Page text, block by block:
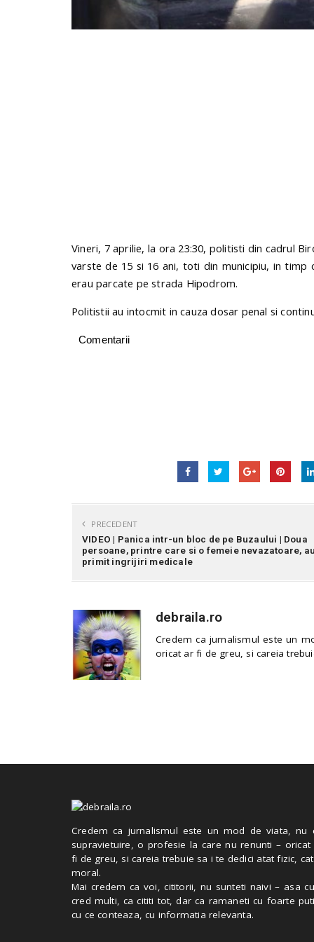
Vineri, 7 aprilie, la ora 23:30, politisti din cadrul
varste de 15 si 16 ani, toti din municipiu, in
erau parcate pe strada Hipodrom.
Politistii au intocmit in cauza dosar penal si
Comentarii
PRECEDENT
VIDEO | Panica intr-un bloc de pe Buzaului | Doua
persoane, printre care si o femeie nevazatoare, au
primit ingrijiri medicale
debraila.ro
Credem ca jurnalismul este un
oricat ar fi de greu, si careia
Credem ca jurnalismul este un mod de viata, nu
supravietuire, o profesie la care nu renunti – oricat
fi de greu, si careia trebuie sa i te dedici atat fizic,
moral.
Mai credem ca voi, cititorii, nu sunteti naivi – asa
cred multi, ca cititi tot, dar ca ramaneti cu foarte
cu ce conteaza, cu informatia relevanta.